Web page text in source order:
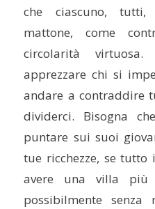
che ciascuno,
mattone, come
circolarità
apprezzare chi si
andare a contraddire
dividerci. Bisogna
puntare sui suoi
tue ricchezze, se
avere una villa
possibilmente senza